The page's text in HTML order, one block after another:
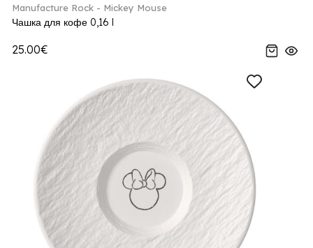
Manufacture Rock - Mickey Mouse
Чашка для кофе 0,16 l
25.00€